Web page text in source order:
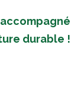
durable !